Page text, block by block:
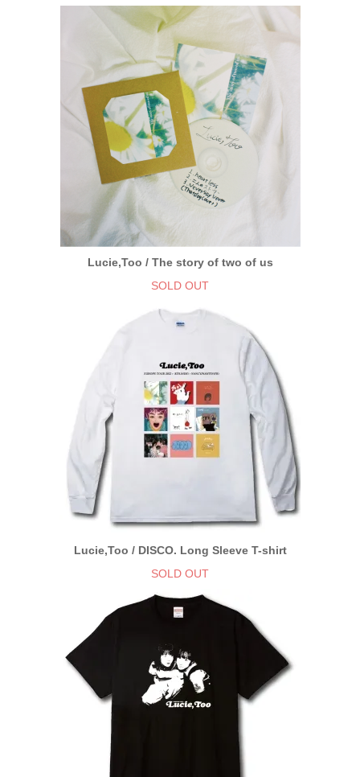
Lucie,Too / The story of two of us
SOLD OUT
Lucie,Too / DISCO. Long Sleeve T-shirt
SOLD OUT